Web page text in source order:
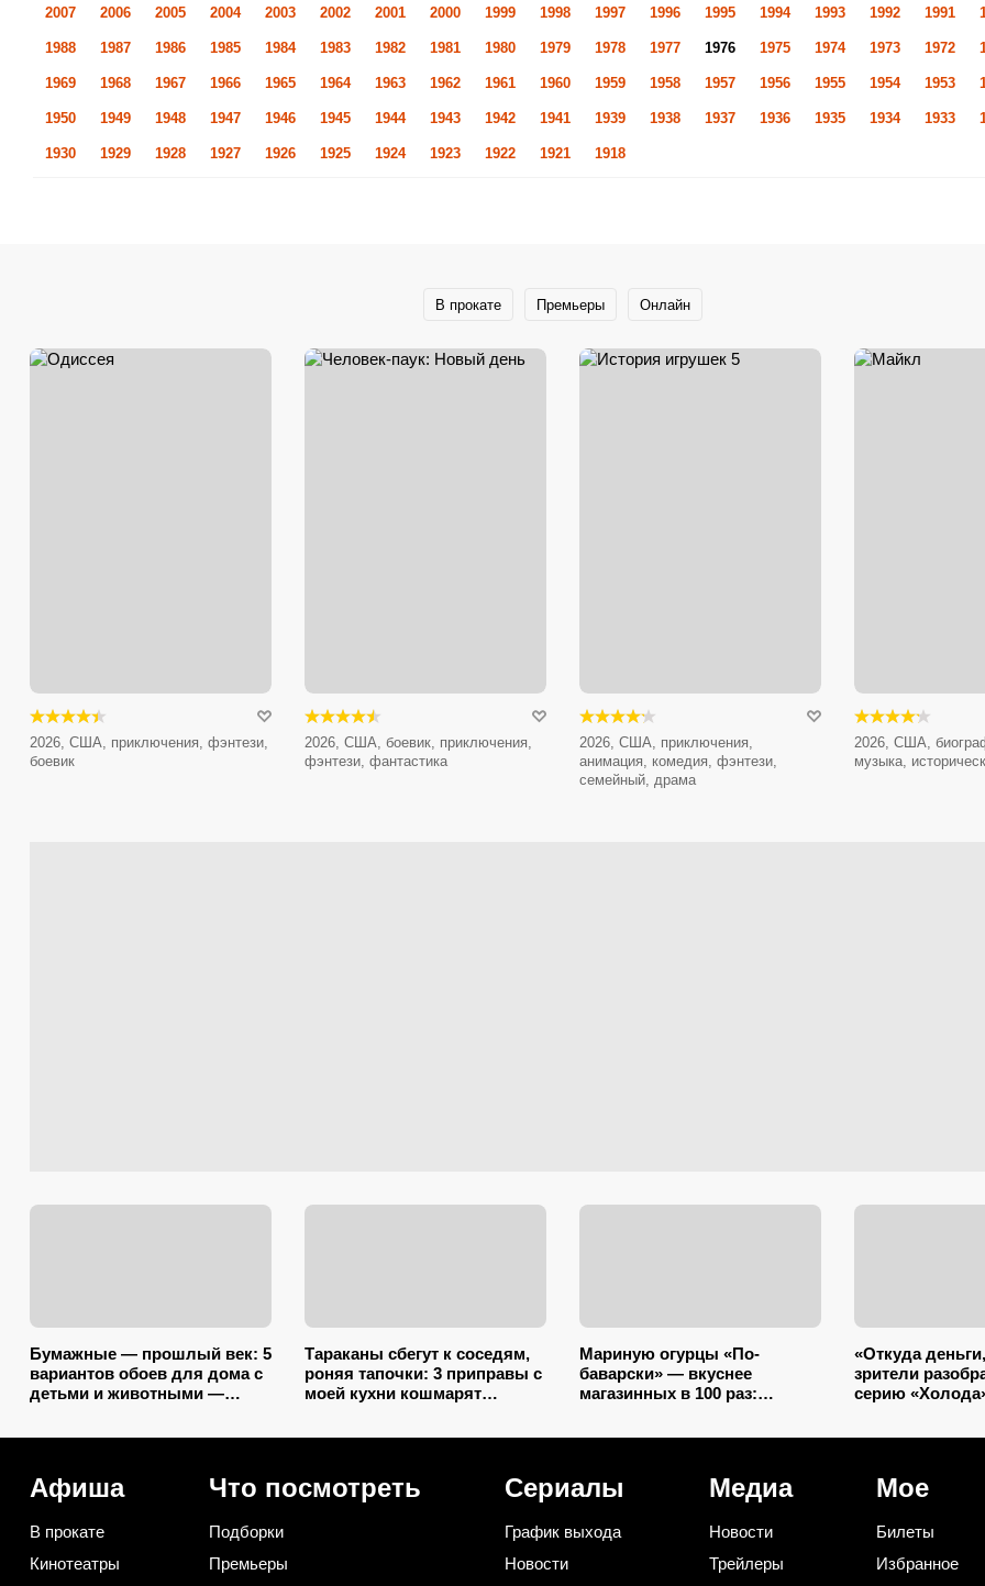
2007 2006 2005 2004 2003 2002 2001 2000 1999 1998 1997 1996 1995 1994 1993 1992 1991
1988 1987 1986 1985 1984 1983 1982 1981 1980 1979 1978 1977 1976 1975 1974 1973 1972
1969 1968 1967 1966 1965 1964 1963 1962 1961 1960 1959 1958 1957 1956 1955 1954 1953
1950 1949 1948 1947 1946 1945 1944 1943 1942 1941 1939 1938 1937 1936 1935 1934 1933
1930 1929 1928 1927 1926 1925 1924 1923 1922 1921 1918
В прокате Премьеры Онлайн
2026, США, приключения, фэнтези,
боевик
2026, США, боевик, приключения,
фэнтези, фантастика
2026, США, приключения,
анимация, комедия, фэнтези,
семейный, драма
2026, США,
музыка,
Бумажные — прошлый век: 5
вариантов обоев для дома с
детьми и животными —
Тараканы сбегут к соседям,
роняя тапочки: 3 приправы с
моей кухни кошмарят
Мариную огурцы «По-
баварски» — вкуснее
магазинных в 100 раз:
«Откуда
зрители
серию
Афиша
В прокате
Кинотеатры
Что посмотреть
Подборки
Премьеры
Сериалы
График выхода
Новости
Медиа
Новости
Трейлеры
Мое
Билеты
Избранное